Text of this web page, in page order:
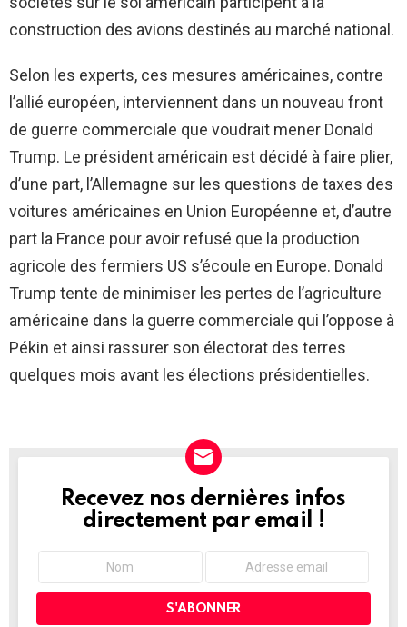
construction des avions destinés au marché national.
Selon les experts, ces mesures américaines, contre
l’allié européen, interviennent dans un nouveau front
de guerre commerciale que voudrait mener Donald
Trump. Le président américain est décidé à faire plier,
d’une part, l’Allemagne sur les questions de taxes des
voitures américaines en Union Européenne et, d’autre
part la France pour avoir refusé que la production
agricole des fermiers US s’écoule en Europe. Donald
Trump tente de minimiser les pertes de l’agriculture
américaine dans la guerre commerciale qui l’oppose à
Pékin et ainsi rassurer son électorat des terres
quelques mois avant les élections présidentielles.
NEWSLETTER
Recevez nos dernières infos
directement par email !